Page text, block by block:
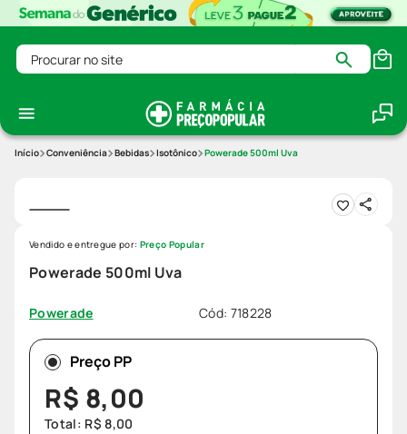
Procurar no site
Conveniência Bebidas Isotônico Powerade 500ml Uva
Powerade 500ml Uva
Powerade Cód: 718228
Vendido e entregue por: Preço Popular
Preço PP
R$ 8,00
Total: R$ 8,00